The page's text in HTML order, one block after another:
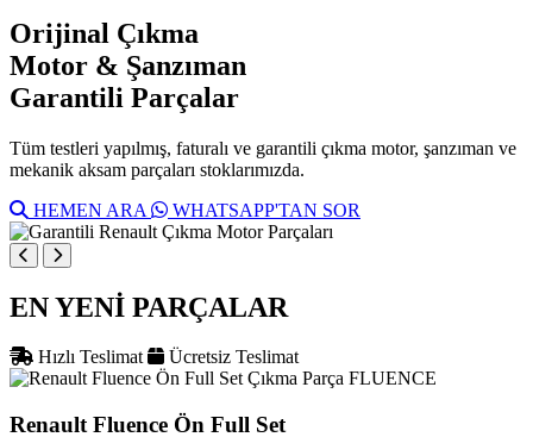
Orijinal Çıkma
Motor & Şanzıman
Garantili Parçalar
Tüm testleri yapılmış, faturalı ve garantili çıkma motor, şanzıman ve
mekanik aksam parçaları stoklarımızda.
HEMEN ARA
WHATSAPP'TAN SOR
EN YENİ PARÇALAR
Hızlı Teslimat
Ücretsiz Teslimat
FLUENCE
Renault Fluence Ön Full Set